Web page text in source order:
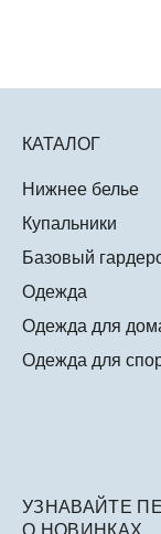
КАТАЛОГ
Нижнее белье
Купальники
Базовый
Одежда
Одежда для
Одежда для
УЗНАВАЙТЕ
О НОВИНКАХ